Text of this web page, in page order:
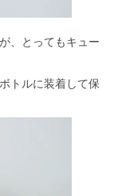
、とってもキュー
トルに装着して保